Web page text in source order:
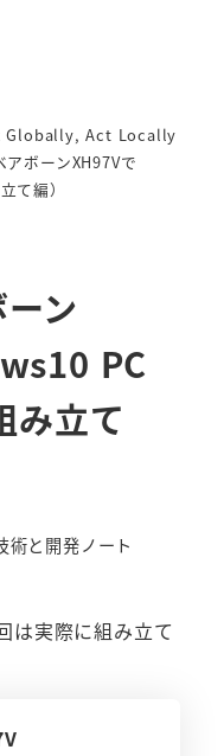
Globally, Act Locally
ボーンXH97Vで
て編）
ン
PC
み立て
リー
術と開発ノート
は実際に組み立て